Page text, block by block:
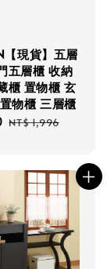
【現貨】五層
五層櫃 收納
櫃 置物櫃 玄
物櫃 三層櫃
Regular
NT$ 1,996